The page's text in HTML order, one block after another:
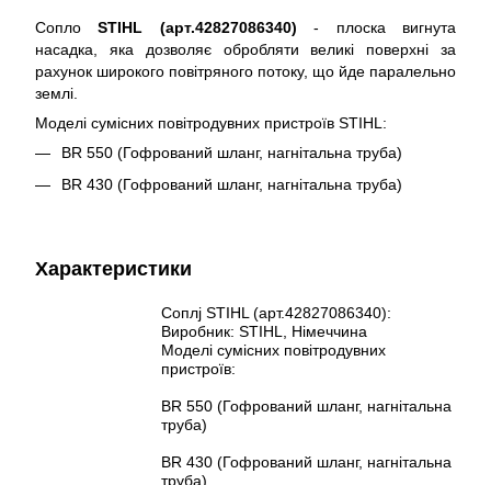
СоплоSTIHL (арт.42827086340) - плоска вигнута
насадка, яка дозволяє обробляти великі поверхні за
рахунок широкого повітряного потоку, що йде паралельно
землі.
Моделі сумісних повітродувних пристроїв STIHL:
BR 550 (Гофрований шланг, нагнітальна труба)
BR 430 (Гофрований шланг, нагнітальна труба)
Характеристики
Cоплj STIHL (арт.42827086340):
Виробник: STIHL, Німеччина
Моделі сумісних повітродувних
пристроїв:
BR 550 (Гофрований шланг, нагнітальна
труба)
BR 430 (Гофрований шланг, нагнітальна
труба)